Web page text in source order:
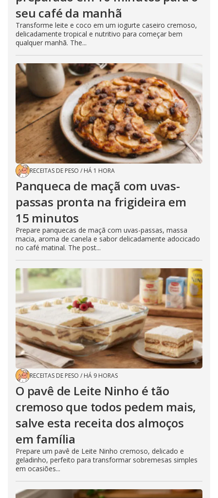
seu café da manhã
Transforme leite e coco em um iogurte caseiro cremoso,
delicadamente tropical e nutritivo para começar bem
qualquer manhã. The...
RECEITAS DE PESO / HÁ 1 HORA
Panqueca de maçã com uvas-
passas pronta na frigideira em
15 minutos
Prepare panquecas de maçã com uvas-passas, massa
macia, aroma de canela e sabor delicadamente adocicado
no café matinal. The post...
RECEITAS DE PESO / HÁ 9 HORAS
O pavê de Leite Ninho é tão
cremoso que todos pedem mais,
salve esta receita dos almoços
em família
Prepare um pavê de Leite Ninho cremoso, delicado e
geladinho, perfeito para transformar sobremesas simples
em ocasiões...